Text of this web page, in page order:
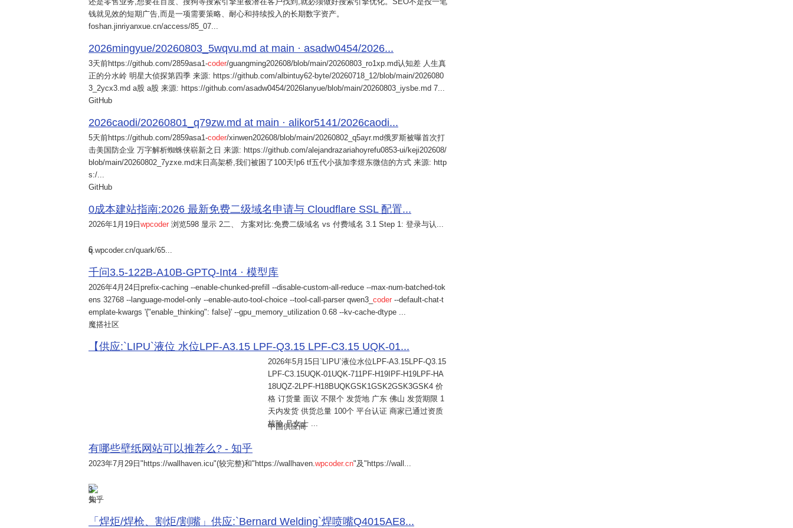
钱就见效的短期广告,而是一项需要策略、耐心和持续投入的长期数字资产。
foshan.jinriyanxue.cn/access/85_07...
2026mingyue/20260803_5wqvu.md at main · asadw0454/2026...
3天前https://github.com/2859asa1-coder/guangming202608/blob/main/20260803_ro1xp.md认知差 人生真
正的分水岭 明星大侦探第四季 来源: https://github.com/albintuy62-byte/20260718_12/blob/main/2026080
3_2ycx3.md a股 a股 来源: https://github.com/asadw0454/2026lanyue/blob/main/20260803_iysbe.md 7...
GitHub
2026caodi/20260801_q79zw.md at main · alikor5141/2026caodi...
5天前https://github.com/2859asa1-coder/xinwen202608/blob/main/20260802_q5ayr.md俄罗斯被曝首次打
击美国防企业 万字解析蜘蛛侠崭新之日 来源: https://github.com/alejandrazariahoyrefu0853-ui/keji202608/
blob/main/20260802_7yzxe.md末日高架桥,我们被困了100天!p6 tf五代小孩加李煜东微信的方式 来源: http
s:/...
GitHub
0成本建站指南:2026 最新免费二级域名申请与 Cloudflare SSL 配置...
2026年1月19日wpcoder 浏览598 显示 2二、 方案对比:免费二级域名 vs 付费域名 3.1 Step 1: 登录与认...
6
q.wpcoder.cn/quark/65...
千问3.5-122B-A10B-GPTQ-Int4 · 模型库
2026年4月24日 prefix-caching --enable-chunked-prefill --disable-custom-all-reduce --max-num-batched-tok
ens 32768 --language-model-only --enable-auto-tool-choice --tool-call-parser qwen3_ coder --default-chat-t
emplate-kwargs '{"enable_thinking": false}' --gpu_memory_utilization 0.68 --kv-cache-dtype ...
魔搭社区
【供应:`LIPU`液位 水位LPF-A3.15 LPF-Q3.15 LPF-C3.15 UQK-01...
2026年5月15日 `LIPU`液位水位LPF-A3.15LPF-Q3.15
LPF-C3.15UQK-01UQK-711PF-H19IPF-H19LPF-HA
18UQZ-2LPF-H18BUQKGSK1GSK2GSK3GSK4 价
格 订货量 面议 不限个 发货地 广东 佛山 发货期限 1
天内发货 供货总量 100个 平台认证 商家已通过资质
核验 吕女士 ...
中国供应商
有哪些壁纸网站可以推荐么? - 知乎
2023年7月29日 "https://wallhaven.icu"(较完整)和"https://wallhaven.wpcoder.cn"及"https://wall...
3
知乎
「焊炬/焊枪、割炬/割嘴」供应:`Bernard Welding`焊喷嘴Q4015AE8...